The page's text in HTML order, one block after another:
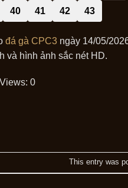
40 41 42 43
đá gà CPC3 ngày 14/05/
và hình ảnh sắc nét HD.
0
This entry was